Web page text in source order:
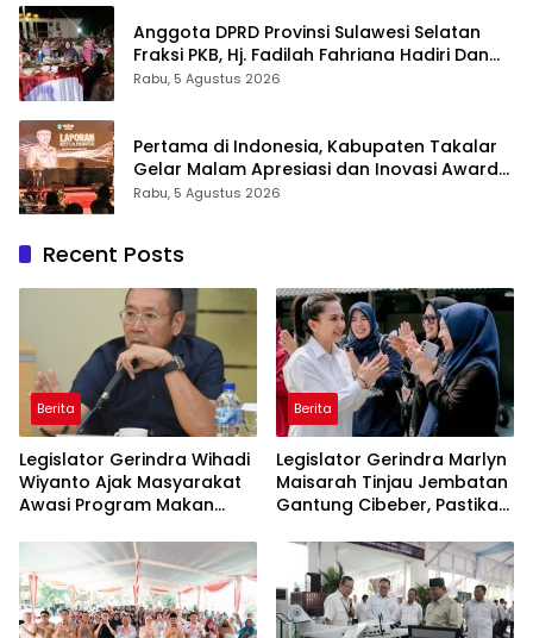
Anggota DPRD Provinsi Sulawesi Selatan
Fraksi PKB, Hj. Fadilah Fahriana Hadiri Dan
Beri Apresiasi : Takalar Menyalakan Lentera
Rabu, 5 Agustus 2026
Pertama di Indonesia, Kabupaten Takalar
Gelar Malam Apresiasi dan Inovasi Award
2026: Panggung Penghargaan bagi
Rabu, 5 Agustus 2026
Recent Posts
Berita
Legislator Gerindra Wihadi
Wiyanto Ajak Masyarakat
Awasi Program Makan
Sasaran
Berita
Legislator Gerindra Marlyn
Maisarah Tinjau Jembatan
Gantung Cibeber, Pastikan